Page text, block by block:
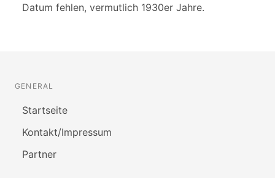
Datum fehlen, vermutlich 1930er Jahre.
GENERAL
Startseite
Kontakt/Impressum
Partner